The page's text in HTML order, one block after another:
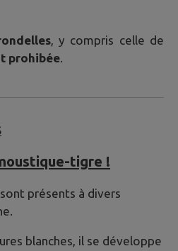
, y compris celle de
prohibée.
tigre !
présents à divers
blanches, il se développe